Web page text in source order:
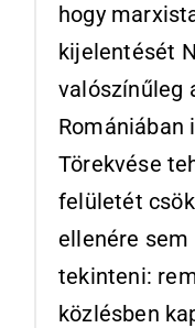
hogy
kijelentését
valószínűleg
Romániában
Törekvése
felületét
ellenére
tekinteni:
közlésben